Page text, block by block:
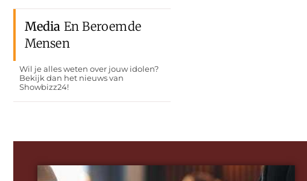
Media En Beroemde
Mensen
Wil je alles weten over jouw idolen?
Bekijk dan het nieuws van
Showbizz24!